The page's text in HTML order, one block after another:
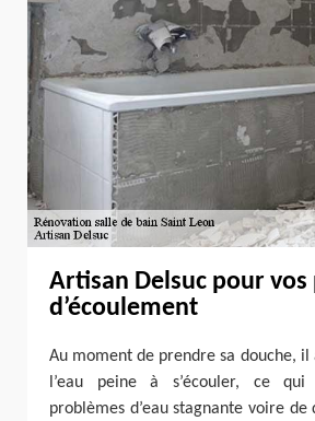
Artisan Delsuc pour
d’écoulement
Au moment de prendre sa douche,
l’eau peine à s’écouler, ce
problèmes d’eau stagnante voire de